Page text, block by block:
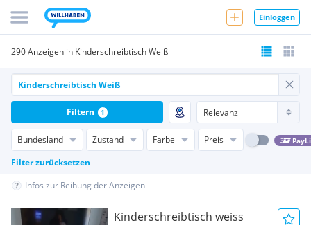
Einloggen
290 Anzeigen in Kinderschreibtisch Weiß
Bundesland Zustand Farbe Preis
Filter zurücksetzen
Filtern 1
Infos zur Reihung der Anzeigen
Kinderschreibtisch weiss